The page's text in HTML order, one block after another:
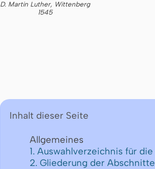
D. Martin Luther, Wittenberg
1545
Inhalt dieser Seite
Allgemeines
1. Auswahlverzeichnis für
2. Gliederung der Abschnitte